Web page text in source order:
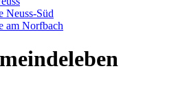
Neuss-Süd
am Norfbach